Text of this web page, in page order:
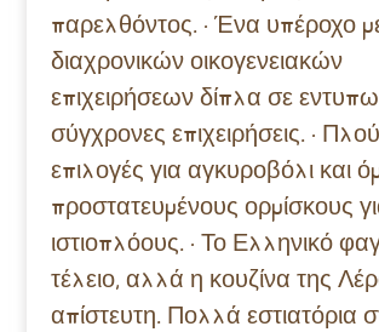
παρελθόντος. · Ένα υπέροχο
διαχρονικών οικογενειακών
επιχειρήσεων δίπλα σε
σύγχρονες επιχειρήσεις. ·
επιλογές για αγκυροβόλι και
προστατευμένους ορμίσκους
ιστιοπλόους. · Το Ελληνικό
τέλειο, αλλά η κουζίνα της
απίστευτη. Πολλά εστιατόρια